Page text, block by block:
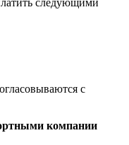
следующими
с
компании